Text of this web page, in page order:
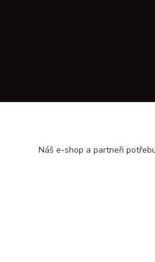
Náš e-shop a partneři